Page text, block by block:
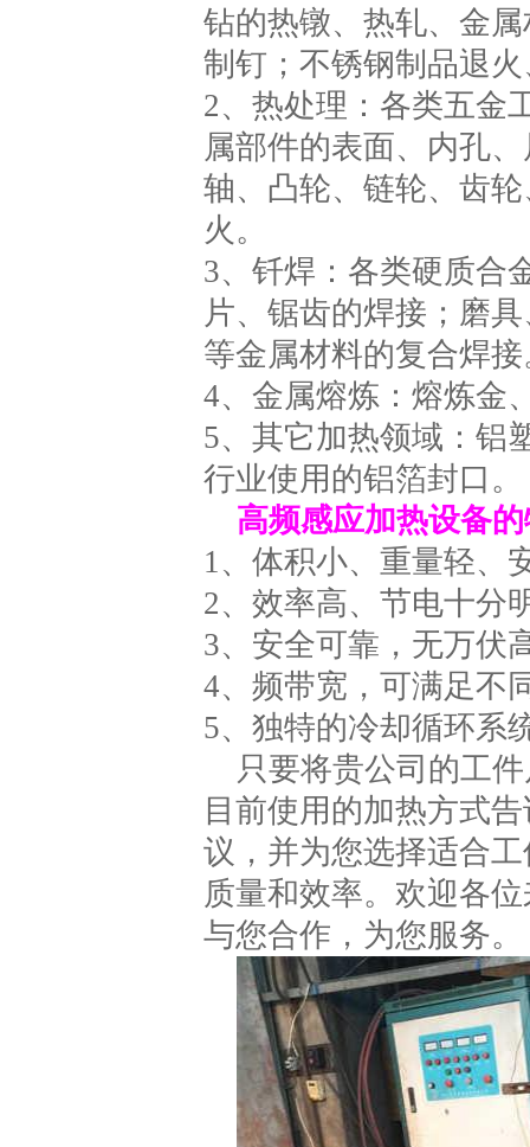
钻的热镦、热轧、金
制钉；不锈钢制品退
2、热处理：各类五金
属部件的表面、内孔
轴、凸轮、链轮、齿
火。
3、钎焊：各类硬质合
片、锯齿的焊接；磨
等金属材料的复合焊接
4、金属熔炼：熔炼金
5、其它加热领域：铝
行业使用的铝箔封口。
高频感应加热设备
1、体积小、重量轻、
2、效率高、节电十分
3、安全可靠，无万伏
4、频带宽，可满足不
5、独特的冷却循环系
只要将贵公司的工
目前使用的加热方式
议，并为您选择适合
质量和效率。欢迎各
与您合作，为您服务。